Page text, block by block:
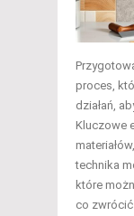
proces,
działań,
Kluczowe
technika
które
co